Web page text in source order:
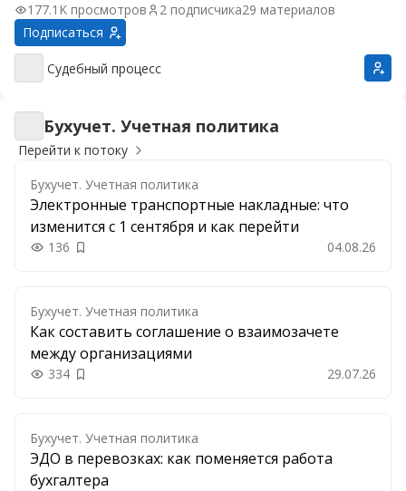
177.1K просмотров
2 подписчика29 материалов
Подписаться
Судебный процесс
Судебный процесс
Бухучет. Учетная политика
Бухучет. Учетная политика
Перейти к потоку
Бухучет. Учетная политика
Электронные транспортные накладные: что
изменится с 1 сентября и как перейти
136 Добавить в закладки 04.08.26
Бухучет. Учетная политика
Как составить соглашение о взаимозачете
между организациями
334 Добавить в закладки 29.07.26
Бухучет. Учетная политика
ЭДО в перевозках: как поменяется работа
бухгалтера